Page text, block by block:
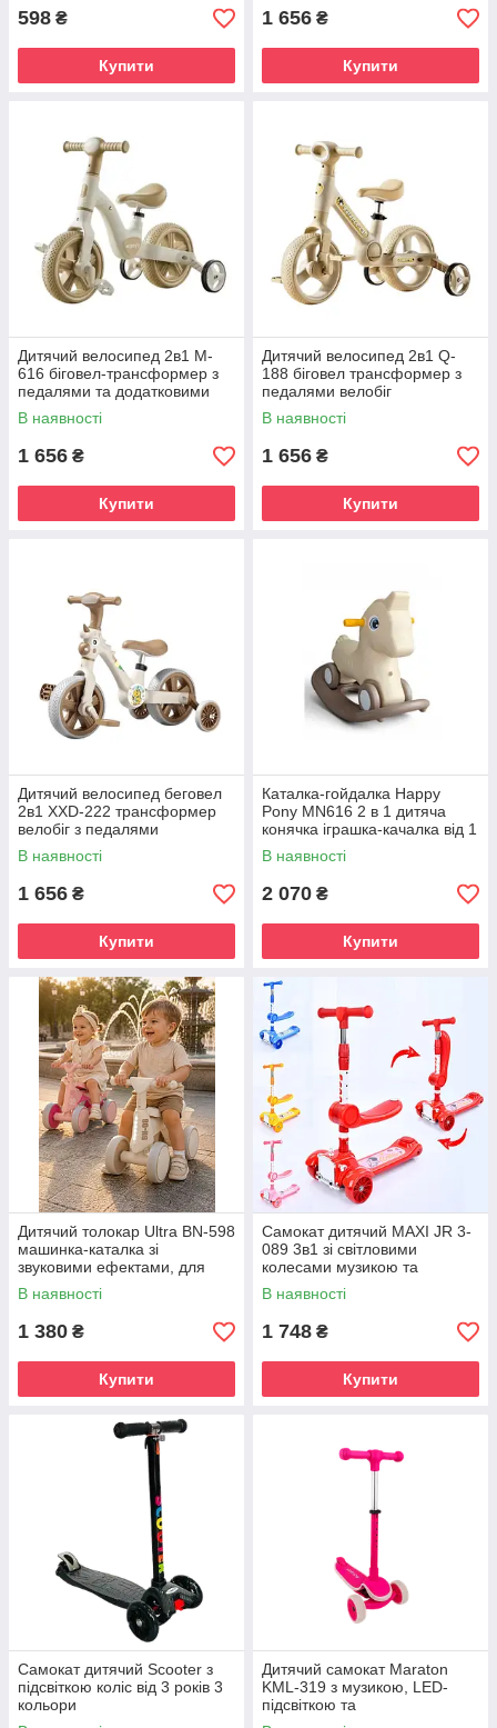
598 ₴
Купити
1 656 ₴
Купити
Дитячий велосипед 2в1 M-
616 біговел-трансформер з
педалями та додатковими
колесами EVA легкий дитячий
велобіг до 50 кг 2+ роки
В наявності
1 656 ₴
Купити
Дитячий велосипед 2в1 Q-
188 біговел трансформер з
педалями велобіг
двоколісний з додатковими
колесами EVA колеса легкий
В наявності
1 656 ₴
Купити
Дитячий велосипед беговел
2в1 XXD-222 трансформер
велобіг з педалями
навчальний двоколісний з
додатковими колесами
В наявності
1 656 ₴
Купити
Каталка-гойдалка Happy
Pony MN616 2 в 1 дитяча
конячка іграшка-качалка від 1
року міцний пластик
навантаження до 20 кг
В наявності
2 070 ₴
Купити
Дитячий толокар Ultra BN-598
машинка-каталка зі
звуковими ефектами, для
дітей від 1 року
В наявності
1 380 ₴
Купити
Самокат дитячий MAXI JR 3-
089 3в1 зі світловими
колесами музикою та
підніжкою триколісний
металево-пластиковий
В наявності
1 748 ₴
Купити
Самокат дитячий Scooter з
підсвіткою коліс від 3 років 3
кольори
Дитячий самокат Maraton
KML-319 з музикою, LED-
підсвіткою та
поліуретановими колесами, у